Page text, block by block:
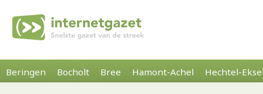
Beringen Bocholt Bree Hamont-Achel Hechtel-